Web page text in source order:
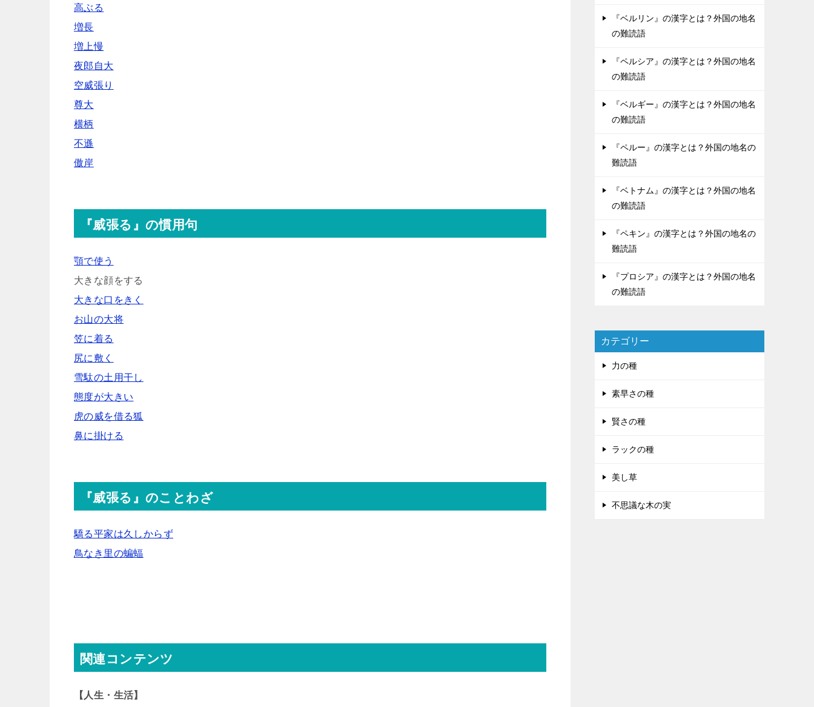
高ぶる
増長
増上慢
夜郎自大
空威張り
尊大
横柄
不遜
傲岸
『威張る』の慣用句
顎で使う
大きな顔をする
大きな口をきく
お山の大将
笠に着る
尻に敷く
雪駄の土用干し
態度が大きい
虎の威を借る狐
鼻に掛ける
『威張る』のことわざ
驕る平家は久しからず
鳥なき里の蝙蝠
関連コンテンツ
【人生・生活】
『ベルリン』の漢字とは？外国の地名
の難読語
『ペルシア』の漢字とは？外国の地名
の難読語
『ベルギー』の漢字とは？外国の地名
の難読語
『ペルー』の漢字とは？外国の地名の
難読語
『ベトナム』の漢字とは？外国の地名
の難読語
『ペキン』の漢字とは？外国の地名の
難読語
『プロシア』の漢字とは？外国の地名
の難読語
カテゴリー
力の種
素早さの種
賢さの種
ラックの種
美し草
不思議な木の実